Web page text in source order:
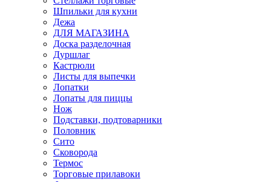
Шпильки для кухни
Дежа
ДЛЯ МАГАЗИНА
Доска разделочная
Дуршлаг
Кастрюли
Листы для выпечки
Лопатки
Лопаты для пиццы
Нож
Подставки, подтоварники
Половник
Сито
Сковорода
Термос
Торговые прилавоки